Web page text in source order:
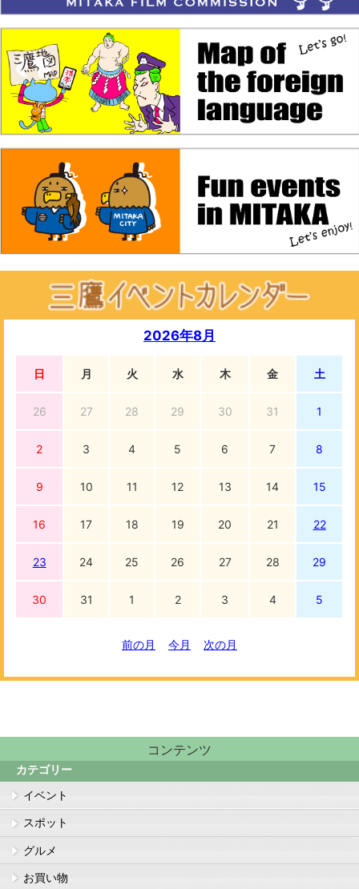
2026年8月
日 月 火 水 木 金 土
26 27 28 29 30 31 1
2 3 4 5 6 7 8
9 10 11 12 13 14 15
16 17 18 19 20 21 22
23 24 25 26 27 28 29
30 31 1 2 3 4 5
前の月 今月 次の月
コンテンツ
カテゴリー
イベント
スポット
グルメ
お買い物